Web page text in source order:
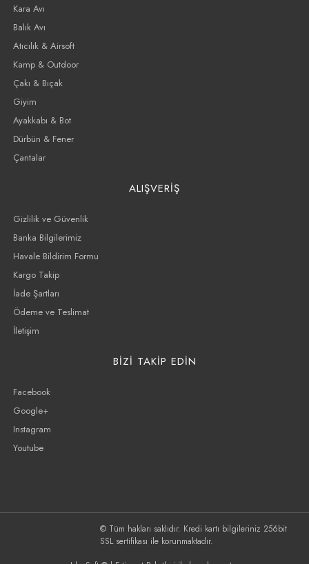
Kara Avı
Balık Avı
Atıcılık & Airsoft
Kamp & Outdoor
Çakı & Bıçak
Giyim
Ayakkabı & Bot
Dürbün & Fener
Çantalar
ALIŞVERİŞ
Gizlilik ve Güvenlik
Banka Bilgilerimiz
Havale Bildirim Formu
Kargo Takip
İade Şartları
Ödeme ve Teslimat
İletişim
BİZİ TAKİP EDİN
Facebook
Google+
Instagram
Youtube
© Tüm hakları saklıdır. Kredi kartı bilgileriniz 256bit
SSL sertifikası ile korunmaktadır.